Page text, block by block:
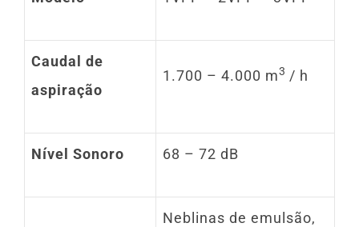
Caudal de
aspiração
1.700 – 4.000 m3 / h
Nível Sonoro 68 – 72 dB
Neblinas de emulsão,